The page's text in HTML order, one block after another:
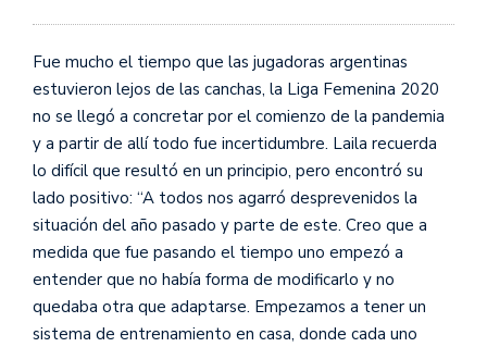
Fue mucho el tiempo que las jugadoras argentinas
estuvieron lejos de las canchas, la Liga Femenina 2020
no se llegó a concretar por el comienzo de la pandemia
y a partir de allí todo fue incertidumbre. Laila recuerda
lo difícil que resultó en un principio, pero encontró su
lado positivo: “A todos nos agarró desprevenidos la
situación del año pasado y parte de este. Creo que a
medida que fue pasando el tiempo uno empezó a
entender que no había forma de modificarlo y no
quedaba otra que adaptarse. Empezamos a tener un
sistema de entrenamiento en casa, donde cada uno